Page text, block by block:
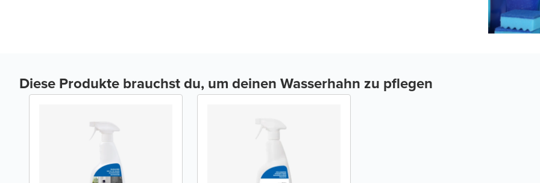
Diese Produkte brauchst du, um deinen Wasserhahn zu pflegen